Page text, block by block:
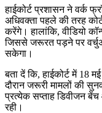
हाईकोर्ट प्रशासन ने वर्क
अधिवक्ता पहले की तरह
करेंगे। हालांकि, वीडियो
जिससे जरूरत पड़ने पर
सकेगा।
बता दें कि, हाईकोर्ट में 18
दौरान जरूरी मामलों की
प्रत्येक सप्ताह डिवीजन बेंच
रही।